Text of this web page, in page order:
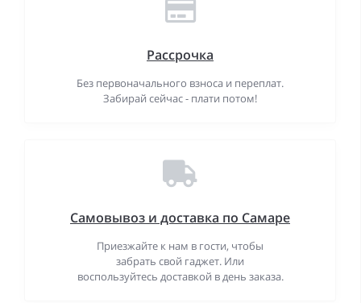
Рассрочка
Без первоначального взноса и переплат.
Забирай сейчас - плати потом!
Самовывоз и доставка по Самаре
Приезжайте к нам в гости, чтобы
забрать свой гаджет. Или
воспользуйтесь доставкой в день заказа.